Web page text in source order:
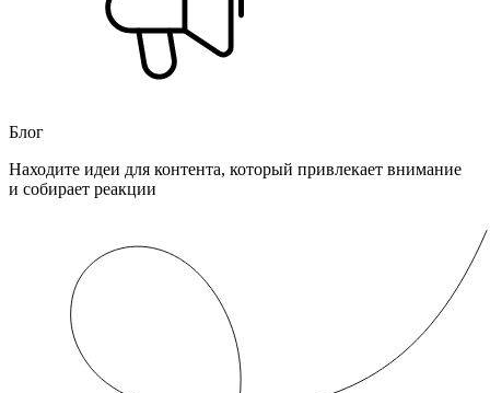
Блог
Находите идеи для контента, который привлекает внимание
и собирает реакции